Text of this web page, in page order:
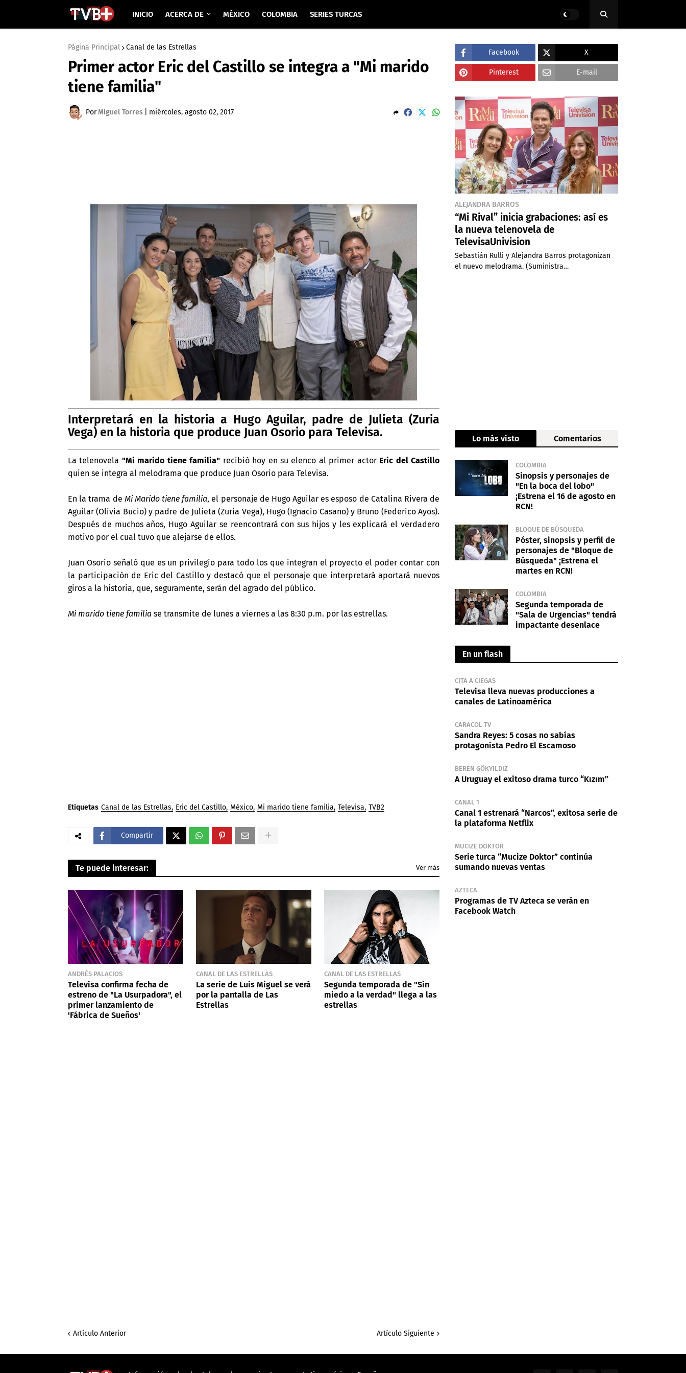
INICIO ACERCA DE MÉXICO COLOMBIA SERIES TURCAS
Página Principal Canal de las Estrellas
Primer actor Eric del Castillo se integra a "Mi marido
tiene familia"
PorMiguel Torres miércoles, agosto 02, 2017
Interpretará en la historia a Hugo Aguilar, padre de Julieta (Zuria
Vega) en la historia que produce Juan Osorio para Televisa.
La telenovela "Mi marido tiene familia" recibió hoy en su elenco al primer actor Eric del Castillo
quien se integra al melodrama que produce Juan Osorio para Televisa.
En la trama de Mi Marido tiene familia, el personaje de Hugo Aguilar es esposo de Catalina Rivera de
Aguilar (Olivia Bucio) y padre de Julieta (Zuria Vega), Hugo (Ignacio Casano) y Bruno (Federico Ayos).
Después de muchos años, Hugo Aguilar se reencontrará con sus hijos y les explicará el verdadero
motivo por el cual tuvo que alejarse de ellos.
Juan Osorio señaló que es un privilegio para todo los que integran el proyecto el poder contar con
la participación de Eric del Castillo y destacó que el personaje que interpretará aportará nuevos
giros a la historia, que, seguramente, serán del agrado del público.
Mi marido tiene familia se transmite de lunes a viernes a las 8:30 p.m. por las estrellas.
Etiquetas Canal de las Estrellas Eric del Castillo México Mi marido tiene familia Televisa TVB2
Compartir
Te puede interesar: Ver más
ANDRÉS PALACIOS
Televisa confirma fecha de
estreno de "La Usurpadora", el
primer lanzamiento de
'Fábrica de Sueños'
CANAL DE LAS ESTRELLAS
La serie de Luis Miguel se verá
por la pantalla de Las
Estrellas
CANAL DE LAS ESTRELLAS
Segunda temporada de "Sin
miedo a la verdad" llega a las
estrellas
Artículo Anterior Artículo Siguiente
Facebook X
Pinterest E-mail
ALEJANDRA BARROS
“Mi Rival” inicia grabaciones: así es
la nueva telenovela de
TelevisaUnivision
Sebastián Rulli y Alejandra Barros protagonizan
el nuevo melodrama. (Suministra…
Lo más visto Comentarios
COLOMBIA
Sinopsis y personajes de
"En la boca del lobo"
¡Estrena el 16 de agosto en
RCN!
BLOQUE DE BÚSQUEDA
Póster, sinopsis y perfil de
personajes de "Bloque de
Búsqueda" ¡Estrena el
martes en RCN!
COLOMBIA
Segunda temporada de
"Sala de Urgencias" tendrá
impactante desenlace
En un flash
CITA A CIEGAS
Televisa lleva nuevas producciones a
canales de Latinoamérica
CARACOL TV
Sandra Reyes: 5 cosas no sabías
protagonista Pedro El Escamoso
BEREN GÖKYILDIZ
A Uruguay el exitoso drama turco “Kızım”
CANAL 1
Canal 1 estrenará “Narcos”, exitosa serie de
la plataforma Netflix
MUCIZE DOKTOR
Serie turca “Mucize Doktor” continúa
sumando nuevas ventas
AZTECA
Programas de TV Azteca se verán en
Facebook Watch